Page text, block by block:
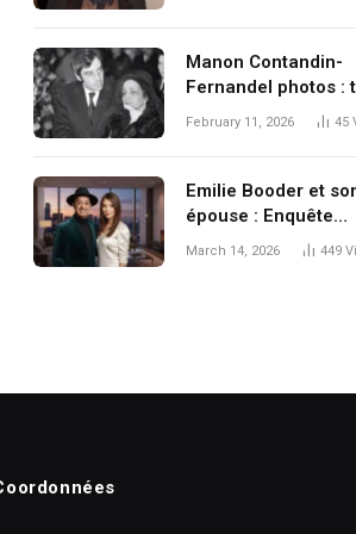
Manon Contandin-
Fernandel photos :
ce qu’il faut savoir
February 11, 2026 45
Emilie Booder et
épouse : Enquête
exclusive sur la vie
March 14, 2026 449